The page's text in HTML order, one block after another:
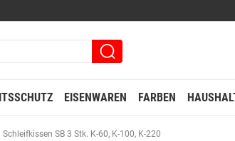
EISENWAREN FARBEN
Schleifkissen SB 3 Stk. K-60, K-100, K-220